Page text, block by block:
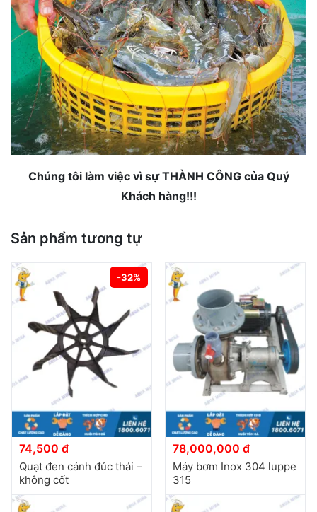
Chúng tôi làm việc vì sự THÀNH CÔNG của Quý
Khách hàng!!!
Sản phẩm tương tự
-32%
74,500 đ
Quạt đen cánh đúc thái –
không cốt
78,000,000 đ
Máy bơm Inox 304 luppe
315